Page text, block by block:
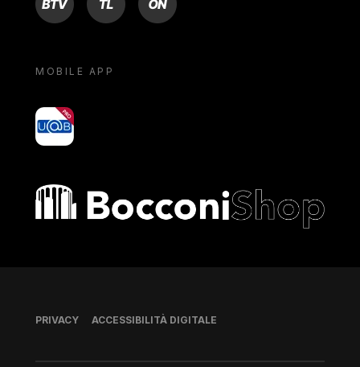
MOBILE APP
yoU@B
Bocconi shop
Piè di pagina
PRIVACY ACCESSIBILITÀ DIGITALE